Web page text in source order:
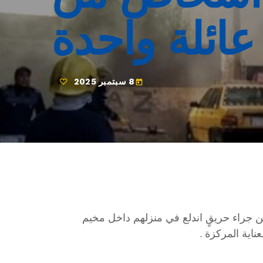
عائلة واحدة
today 8 سبتمبر 2025
جراء حريقٍ اندلع في منزلهم داخل مخيم
المركزة .